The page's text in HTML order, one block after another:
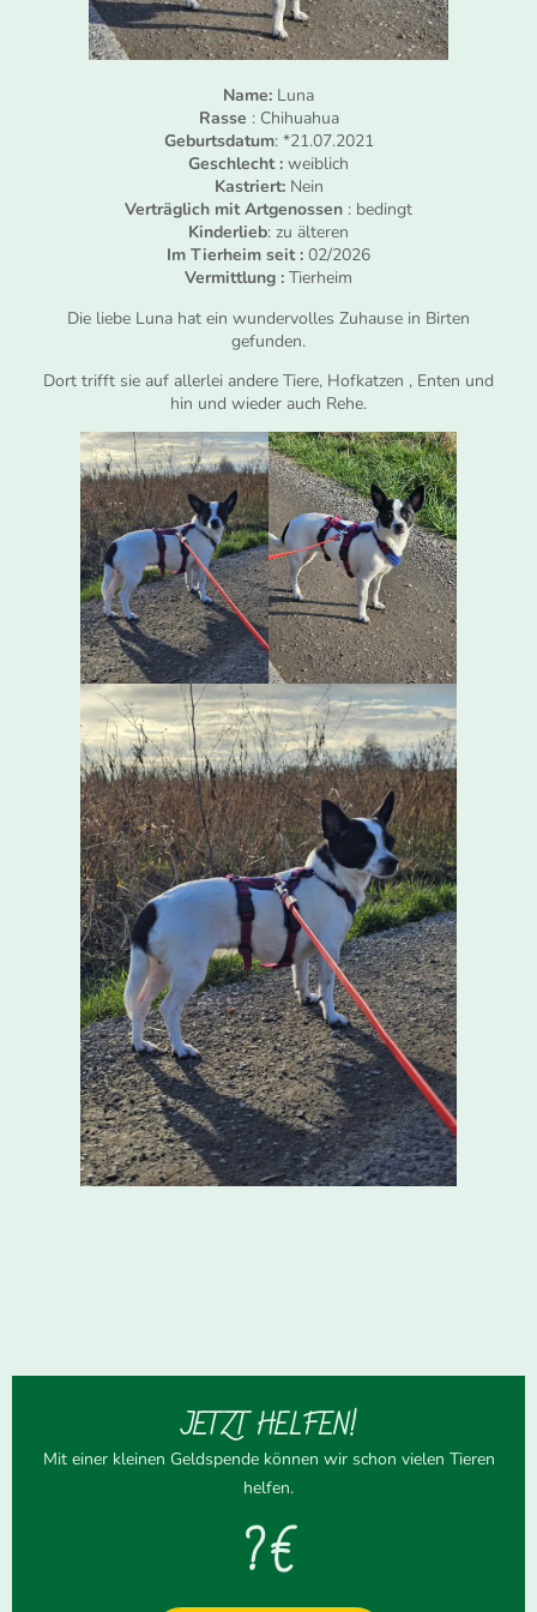
Name: Luna
Rasse : Chihuahua
Geburtsdatum: *21.07.2021
Geschlecht : weiblich
Kastriert: Nein
Verträglich mit Artgenossen : bedingt
Kinderlieb: zu älteren
Im Tierheim seit : 02/2026
Vermittlung : Tierheim
Die liebe Luna hat ein wundervolles Zuhause in Birten
gefunden.
Dort trifft sie auf allerlei andere Tiere, Hofkatzen , Enten und
hin und wieder auch Rehe.
JETZT HELFEN!
Mit einer kleinen Geldspende können wir schon vielen Tieren
helfen.
? €